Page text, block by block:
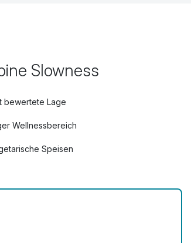
Slowness
bewertete Lage
Wellnessbereich
Speisen